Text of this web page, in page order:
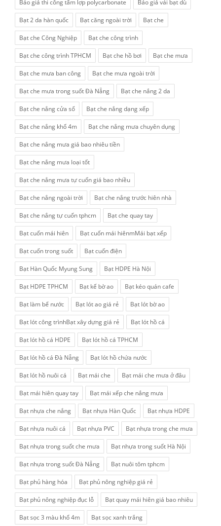
Báo giá thi công tấm lợp polycarbonate Báo giá vải bạt dù
Bạt 2 da hàn quốc Bạt căng ngoài trời Bạt che
Bạt che Công Nghiệp Bạt che công trình
Bạt che công trình TPHCM Bạt che hồ bơi Bạt che mưa
Bạt che mưa ban công Bạt che mưa ngoài trời
Bạt che mưa trong suốt Đà Nẵng Bạt che nắng 2 da
Bạt che nắng cửa sổ Bạt che nắng dạng xếp
Bạt che nắng khổ 4m Bạt che nắng mưa chuyên dụng
Bạt che nắng mưa giá bao nhiêu tiền
Bạt che nắng mưa loại tốt
Bạt che nắng mưa tự cuốn giá bao nhiều
Bạt che nắng ngoài trời Bạt che nắng trước hiên nhà
Bạt che nắng tự cuốn tphcm Bạt che quay tay
Bạt cuốn mái hiên Bạt cuốn mái hiênmMái bạt xếp
Bạt cuốn trong suốt Bạt cuốn điện
Bạt Hàn Quốc Myung Sung Bạt HDPE Hà Nội
Bạt HDPE TPHCM Bạt kế bờ ao Bạt kéo quán cafe
Bạt làm bể nước Bạt lót ao giá rẻ Bạt lót bờ ao
Bạt lót công trìnhBạt xây dựng giá rẻ Bạt lót hồ cá
Bạt lót hồ cá HDPE Bạt lót hồ cá TPHCM
Bạt lót hồ cá Đà Nẵng Bạt lót hồ chứa nước
Bạt lót hồ nuôi cá Bạt mái che Bạt mái che mưa ở đâu
Bạt mái hiên quay tay Bạt mái xếp che nắng mưa
Bạt nhựa che nắng Bạt nhựa Hàn Quốc Bạt nhựa HDPE
Bạt nhựa nuôi cá Bạt nhựa PVC Bạt nhựa trong che mưa
Bạt nhựa trong suốt che mưa Bạt nhựa trong suốt Hà Nội
Bạt nhựa trong suốt Đà Nẵng Bạt nuôi tôm tphcm
Bạt phủ hàng hóa Bạt phủ nông nghiệp giá rẻ
Bạt phủ nông nghiệp đục lỗ Bạt quay mái hiên giá bao nhiêu
Bạt sọc 3 màu khổ 4m Bạt sọc xanh trắng